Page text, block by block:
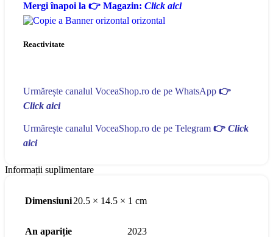
Mergi înapoi la 👉 Magazin: Click aici
Reactivitate
Urmărește canalul VoceaShop.ro de pe WhatsApp 👉
Click aici
Urmărește canalul VoceaShop.ro de pe Telegram 👉 Click
aici
Informații suplimentare
Dimensiuni20.5 × 14.5 × 1 cm
An apariție 2023